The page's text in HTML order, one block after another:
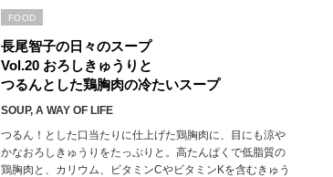
長尾智子の日々のスープ
Vol.20 おろしきゅうりと
つるんとした鶏胸肉の冷たいスープ
SOUP, A WAY OF LIFE
つるん！とした口当たりに仕上げた鶏胸肉に、目にも涼や
かなおろしきゅうりをたっぷりと。高たんぱくで低脂質の
鶏胸肉と、カリウム、ビタミンCやビタミンKを含むきゅう
FOOD